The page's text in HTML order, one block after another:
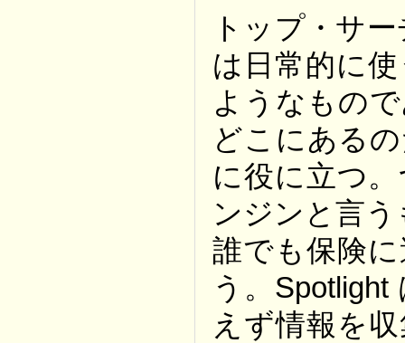
トップ・サ
は日常的に
ようなもの
どこにある
に役に立つ
ンジンと言
誰でも保険
う。
えず情報を